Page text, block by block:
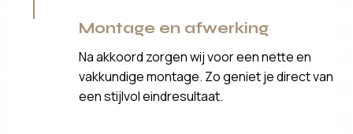
Montage en afwerking
Na akkoord zorgen wij voor een nette en
vakkundige montage. Zo geniet je direct van
een stijlvol eindresultaat.